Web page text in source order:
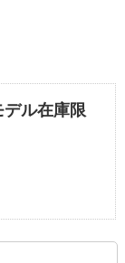
デル在庫限